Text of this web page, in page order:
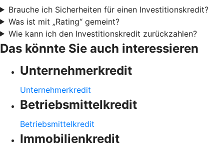
Brauche ich Sicherheiten für einen Investitionskredit?
Was ist mit „Rating“ gemeint?
Wie kann ich den Investitionskredit zurückzahlen?
Das könnte Sie auch interessieren
Unternehmerkredit
Unternehmerkredit
Betriebsmittelkredit
Betriebsmittelkredit
Immobilienkredit